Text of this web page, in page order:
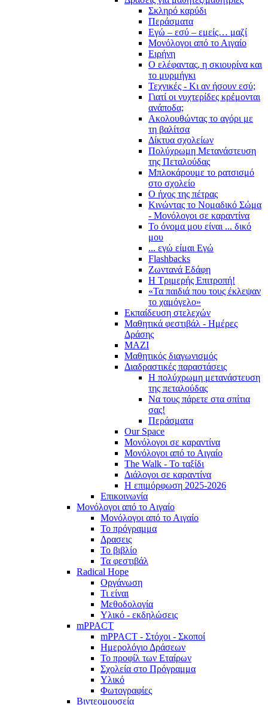
Σκληρό καρύδι
Περάσματα
Εγώ – εσύ – εμείς… μαζί
Μονόλογοι από το Αιγαίο
Ειρήνη
Ο ελέφαντας, η σκιουρίνα και
το μυρμήγκι
Τεχνικές - Κι αν ήσουν εσύ;
Γιατί οι νυχτερίδες κρέμονται
ανάποδα;
Ακολουθώντας το αγόρι με
τη βαλίτσα
Δίκτυα σχολείων
Πολύχρωμη Μετανάστευση
της Πεταλούδας
Μπλοκάρουμε το ρατσισμό
στο σχολείο
Ο ήχος της πέτρας
Κινώντας το Νομαδικό Σώμα
- Μονόλογοι σε καραντίνα
Το όνομα μου είναι ... δικό
μου
... εγώ είμαι Εγώ
Flashbacks
Ζωντανά Εδάφη
Η Τριμερής Επιτροπή!
«Τα παιδιά που τους έκλεψαν
το χαμόγελο»
Εκπαίδευση στελεχών
Μαθητικά φεστιβάλ - Ημέρες
Δράσης
ΜΑΖΙ
Μαθητικός διαγωνισμός
Διαδραστικές παραστάσεις
Η πολύχρωμη μετανάστευση
της πεταλούδας
Να τους πάρετε στα σπίτια
σας!
Περάσματα
Our Space
Μονόλογοι σε καραντίνα
Μονόλογοι από το Αιγαίο
The Walk - Το ταξίδι
Διάλογοι σε καραντίνα
Η επιμόρφωση 2025-2026
Επικοινωνία
Μονόλογοι από το Αιγαίο
Μονόλογοι από το Αιγαίο
Το πρόγραμμα
Δρασεις
Το βιβλίο
Τα φεστιβάλ
Radical Hope
Οργάνωση
Τι είναι
Μεθοδολογία
Υλικό - εκδηλώσεις
mPPACT
mPPACT - Στόχοι - Σκοποί
Ημερολόγιο Δράσεων
Το προφίλ των Εταίρων
Σχολεία στο Πρόγραμμα
Υλικό
Φωτογραφίες
Βιντεομουσεία